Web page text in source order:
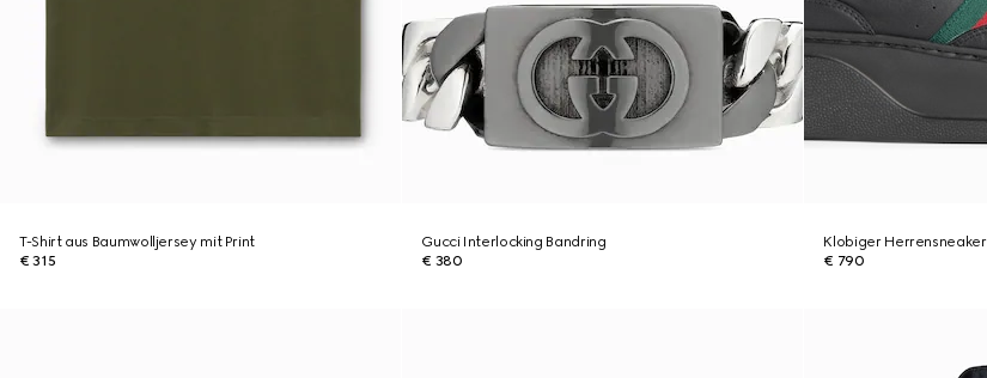
T-Shirt aus Baumwolljersey mit Print
€ 315
Gucci Interlocking Bandring
€ 380
Klobiger Herrensneaker
€ 790